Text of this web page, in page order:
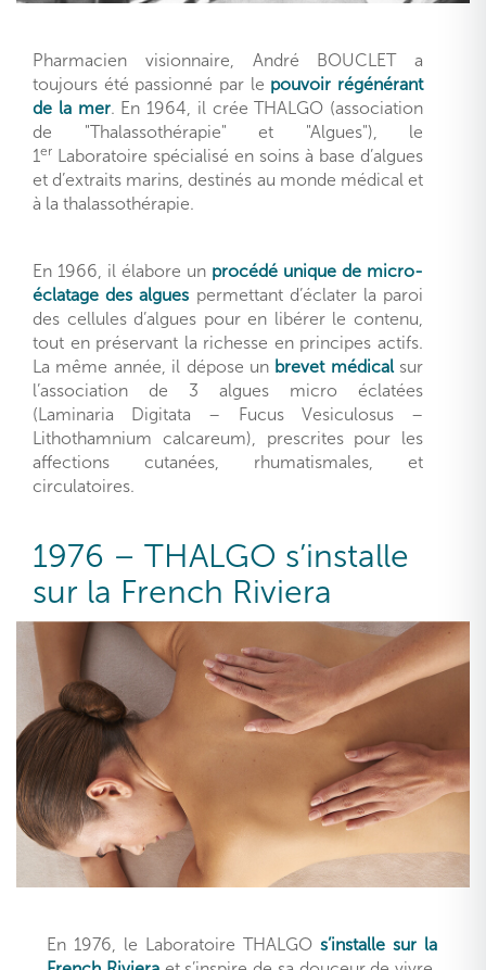
Pharmacien visionnaire, André BOUCLET a
toujours été passionné par le pouvoir régénérant
de la mer. En 1964, il crée THALGO (association
de "Thalassothérapie" et "Algues"), le
1er Laboratoire spécialisé en soins à base d’algues
et d’extraits marins, destinés au monde médical et
à la thalassothérapie.
En 1966, il élabore un procédé unique de micro-
éclatage des algues permettant d’éclater la paroi
des cellules d’algues pour en libérer le contenu,
tout en préservant la richesse en principes actifs.
La même année, il dépose un brevet médicalsur
l’association de 3 algues micro éclatées
(Laminaria Digitata – Fucus Vesiculosus –
Lithothamnium calcareum), prescrites pour les
affections cutanées, rhumatismales, et
circulatoires.
1976 – THALGO s’installe
sur la French Riviera
En 1976, le Laboratoire THALGO s’installe sur la